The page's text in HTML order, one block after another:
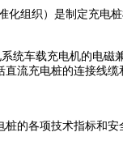
织）是制定充电桩
车载充电机的电磁
流充电桩的连接线缆
各项技术指标和安